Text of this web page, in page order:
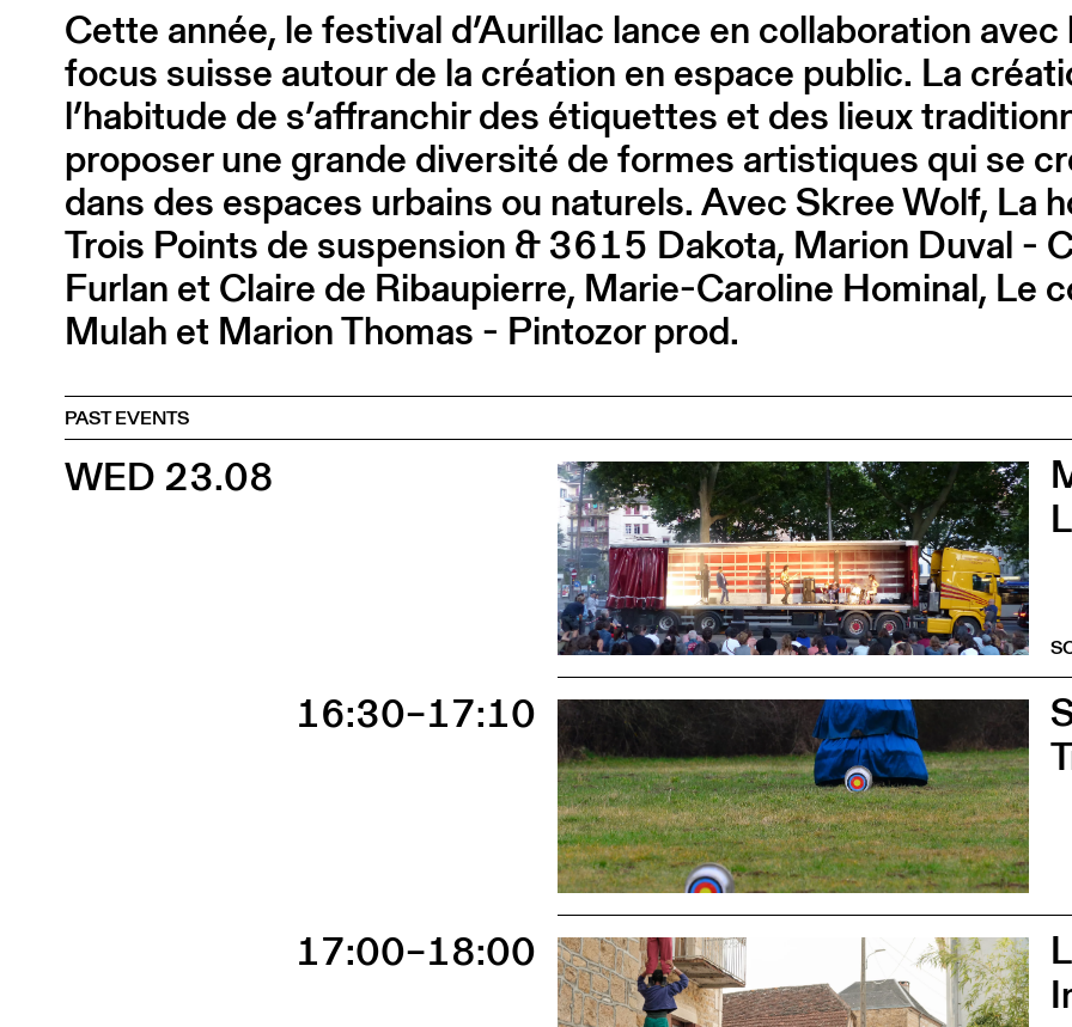
Cette année, le festival d’Aurillac lance en collaboration
focus suisse autour de la création en espace public. La
l’habitude de s’affranchir des étiquettes et des lieux
proposer une grande diversité de formes artistiques qui se
dans des espaces urbains ou naturels. Avec Skree Wolf, La
Trois Points de suspension & 3615 Dakota, Marion Duval -
Furlan et Claire de Ribaupierre, Marie-Caroline Hominal,
Mulah et Marion Thomas - Pintozor prod.
PAST EVENTS
WED 23.08
16:30–17:10
17:00–18:00